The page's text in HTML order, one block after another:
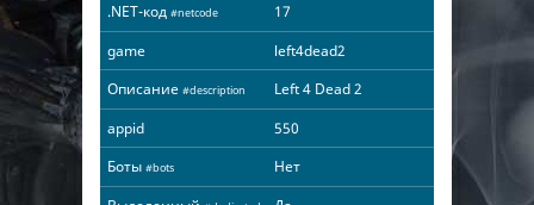
.NET-код #netcode
17
game
left4dead2
Описание #description
Left 4 Dead 2
appid
550
Боты #bots
Нет